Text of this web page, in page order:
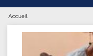
Vous êtes ici
Accueil